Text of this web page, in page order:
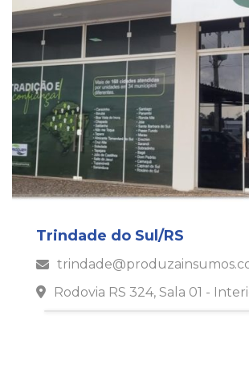
Trindade do Sul/RS
Rodovia RS 324, Sala 01 -